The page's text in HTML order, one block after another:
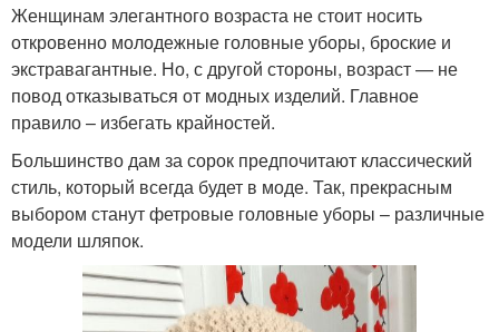
Женщинам элегантного возраста не стоит носить
откровенно молодежные головные уборы, броские и
экстравагантные. Но, с другой стороны, возраст — не
повод отказываться от модных изделий. Главное
правило – избегать крайностей.
Большинство дам за сорок предпочитают классический
стиль, который всегда будет в моде. Так, прекрасным
выбором станут фетровые головные уборы – различные
модели шляпок.